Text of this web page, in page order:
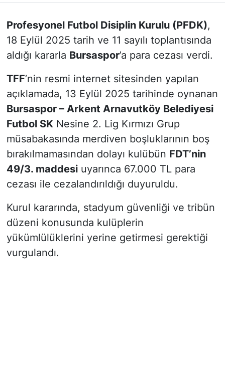
Profesyonel Futbol Disiplin Kurulu (PFDK),
18 Eylül 2025 tarih ve 11 sayılı toplantısında
aldığı kararla Bursaspor’a para cezası verdi.
TFF’nin resmi internet sitesinden yapılan
açıklamada, 13 Eylül 2025 tarihinde oynanan
Bursaspor – Arkent Arnavutköy Belediyesi
Futbol SKNesine 2. Lig Kırmızı Grup
müsabakasında merdiven boşluklarının boş
bırakılmamasından dolayı kulübün FDT’nin
49/3. maddesiuyarınca 67.000 TL para
cezası ile cezalandırıldığı duyuruldu.
Kurul kararında, stadyum güvenliği ve tribün
düzeni konusunda kulüplerin
yükümlülüklerini yerine getirmesi gerektiği
vurgulandı.